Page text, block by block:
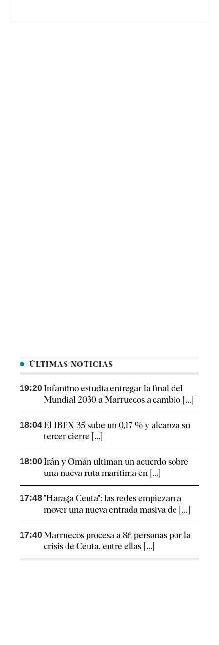
ÚLTIMAS NOTICIAS
19:20 Infantino estudia entregar la final del
Mundial 2030 a Marruecos a cambio [...]
18:04 El IBEX 35 sube un 0,17 % y alcanza su
tercer cierre [...]
18:00 Irán y Omán ultiman un acuerdo sobre
una nueva ruta marítima en [...]
17:48 "Haraga Ceuta": las redes empiezan a
mover una nueva entrada masiva de [...]
17:40 Marruecos procesa a 86 personas por la
crisis de Ceuta, entre ellas [...]